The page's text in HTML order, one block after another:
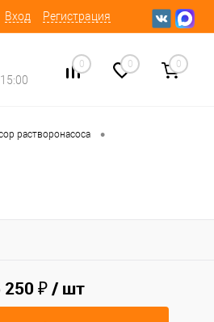
Вход Регистрация
0 0 0
растворонасоса •
250 ₽/ шт